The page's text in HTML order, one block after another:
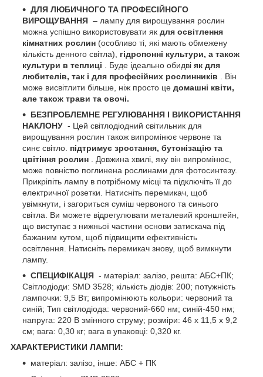
ДЛЯ ЛЮБИЧНОГО ТА ПРОФЕСІЙНОГО
ВИРОЩУВАННЯ – лампу для вирощування рослин
можна успішно використовувати як для освітлення
кімнатних рослин (особливо ті, які мають обмежену
кількість денного світла), гідропонні культури, а також
культури в теплиці . Буде ідеально обидві як для
любителів, так і для професійних рослинників . Він
може висвітлити більше, ніж просто це домашні квіти,
але також трави та овочі.
БЕЗПРОБЛЕМНЕ РЕГУЛЮВАННЯ І ВИКОРИСТАННЯ
НАКЛОНУ - Цей світлодіодний світильник для
вирощування рослин також випромінює червоне та
синє світло. підтримує зростання, бутонізацію та
цвітіння рослин . Довжина хвилі, яку він випромінює,
може повністю поглинена рослинами для фотосинтезу.
Прикріпіть лампу в потрібному місці та підключіть її до
електричної розетки. Натисніть перемикач, щоб
увімкнути, і загориться суміш червоного та синього
світла. Ви можете відрегулювати металевий кронштейн,
що виступає з нижньої частини основи затискача під
бажаним кутом, щоб підвищити ефективність
освітлення. Натисніть перемикач знову, щоб вимкнути
лампу.
СПЕЦИФІКАЦІЯ - матеріал: залізо, решта: АБС+ПК;
Світлодіоди: SMD 3528; кількість діодів: 200; потужність
лампочки: 9,5 Вт; випромінюють кольори: червоний та
синій; Тип світлодіода: червоний-660 нм; синій-450 нм;
напруга: 220 В змінного струму; розміри: 46 х 11,5 х 9,2
см; вага: 0,30 кг; вага в упаковці: 0,320 кг.
ХАРАКТЕРИСТИКИ ЛАМПИ:
матеріал: залізо, інше: АБС + ПК